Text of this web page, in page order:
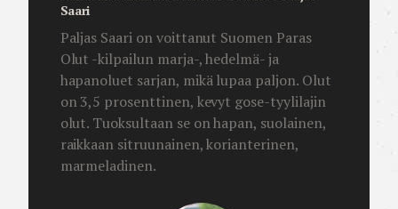
Saari
Paljas Saari on voittanut Suomen Paras
Olut -kilpailun marja-, hedelmä- ja
hapanoluet sarjan, mikä lupaa paljon. Olut
on 3,5 prosenttinen, kevyt gose-tyylilajin
olut. Tuoksultaan se on hapan, suolainen,
raikkaan sitruunainen, korianterinen,
marmeladinen.